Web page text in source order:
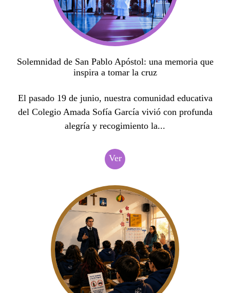
Solemnidad de San Pablo Apóstol: una memoria que
inspira a tomar la cruz
El pasado 19 de junio, nuestra comunidad educativa
del Colegio Amada Sofía García vivió con profunda
alegría y recogimiento la...
Ver